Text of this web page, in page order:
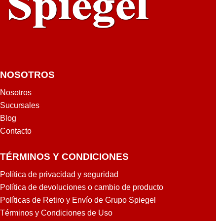
UN
G
G
NOSOTROS
Nosotros
Sucursales
Blog
Contacto
TÉRMINOS Y CONDICIONES
Política de privacidad y seguridad
Política de devoluciones o cambio de producto
Políticas de Retiro y Envío de Grupo Spiegel
Términos y Condiciones de Uso